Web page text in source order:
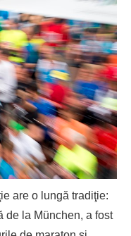
are o lungă tradiţie:
de la München, a fost